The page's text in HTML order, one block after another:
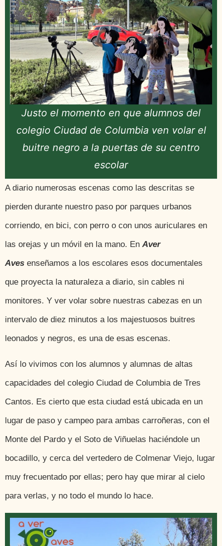
Justo el momento en que alumnos del
colegio Ciudad de Columbia ven volar el
buitre negro a la puertas de su centro
escolar
A diario numerosas escenas como las descritas se
pierden durante nuestro paso por parques urbanos
corriendo, en bici, con perro o con unos auriculares en
las orejas y un móvil en la mano. En Aver
Aves enseñamos a los escolares esos documentales
que proyecta la naturaleza a diario, sin cables ni
monitores. Y ver volar sobre nuestras cabezas en un
intervalo de diez minutos a los majestuosos buitres
leonados y negros, es una de esas escenas.
Así lo vivimos con los alumnos y alumnas de altas
capacidades del colegio Ciudad de Columbia de Tres
Cantos. Es cierto que esta ciudad está ubicada en un
lugar de paso y campeo para ambas carroñeras, con el
Monte del Pardo y el Soto de Viñuelas haciéndole un
bocadillo, y cerca del vertedero de Colmenar Viejo, lugar
muy frecuentado por ellas; pero hay que mirar al cielo
para verlas, y no todo el mundo lo hace.